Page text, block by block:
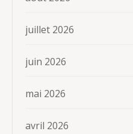
juillet 2026
juin 2026
mai 2026
avril 2026